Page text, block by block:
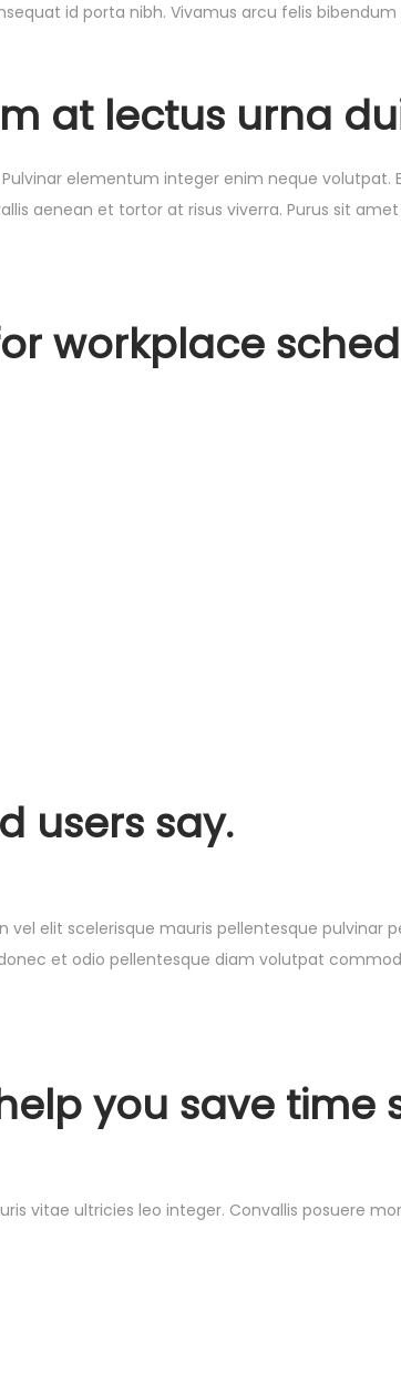
id porta nibh. Vivamus arcu felis
at lectus urna
elementum integer enim neque
aenean et tortor at risus viverra. Purus sit
workplace
users say.
vel elit scelerisque mauris pellentesque pulvinar
et odio pellentesque diam volutpat
you save time
vitae ultricies leo integer. Convallis posuere